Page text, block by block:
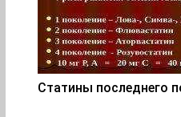
Статины последнего